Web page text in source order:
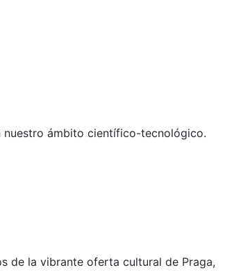
nuestro ámbito científico-tecnológico.
de la vibrante oferta cultural de Praga,